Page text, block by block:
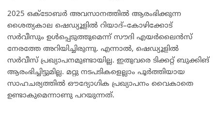
2025 ഒക്ടോബർ അവസാനത്തിൽ ആരംഭിക്കുന്ന
ശൈത്യകാല ഷെഡ്യൂളിൽ റിയാദ്–കോഴിക്കോട്
സർവീസും ഉൾപ്പെടുത്തുമെന്ന് സൗദി എയർലൈൻസ്
നേരത്തേ അറിയിച്ചിരുന്നു. എന്നാൽ, ഷെഡ്യൂളിൽ
സർവീസ് പ്രഖ്യാപനമുണ്ടായില്ല. ഇതുവരെ ടിക്കറ്റ് ബുക്കിങ്
ആരംഭിച്ചിട്ടുമില്ല. മറ്റു നടപടികളെല്ലാം പൂർത്തിയായ
സാഹചര്യത്തിൽ ഔദ്യോഗിക പ്രഖ്യാപനം വൈകാതെ
ഉണ്ടാകുമെന്നാണു പറയുന്നത്.